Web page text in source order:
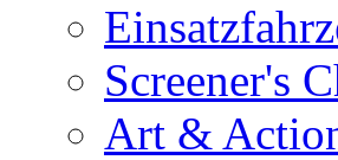
Screener's
Art &